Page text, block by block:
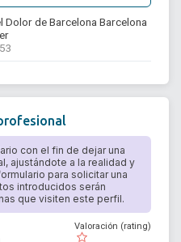
Dolor de Barcelona Barcelona
con el fin de dejar una
ajustándote a la realidad y
para solicitar una
introducidos serán
que visiten este perfil.
( )
Valoración (rating)